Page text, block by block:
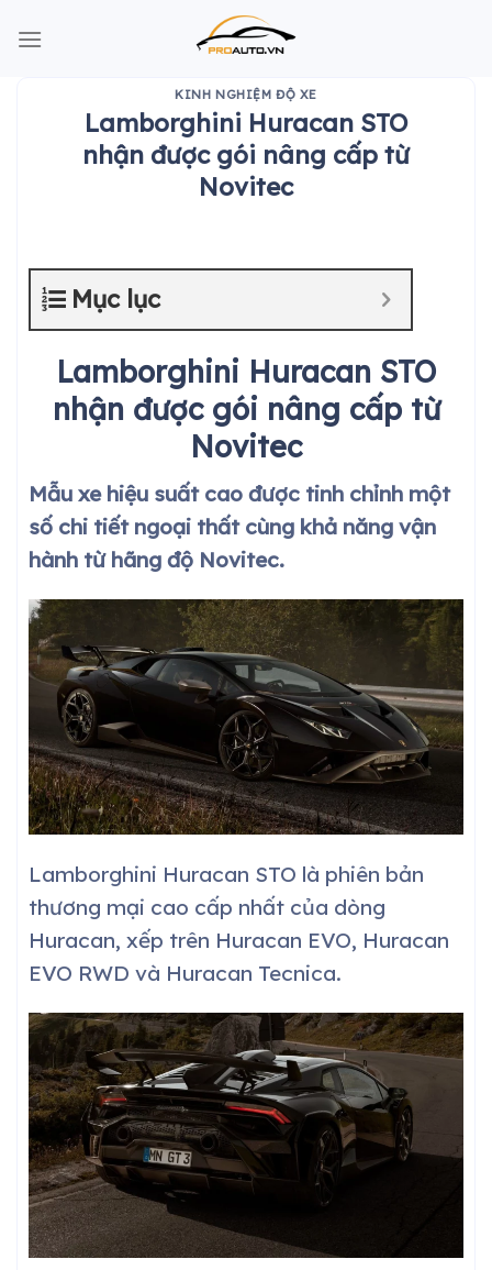
KINH NGHIỆM ĐỘ XE
Lamborghini Huracan STO
nhận được gói nâng cấp từ
Novitec
Mục lục
Lamborghini Huracan STO
nhận được gói nâng cấp từ
Novitec
Mẫu xe hiệu suất cao được tinh chỉnh một
số chi tiết ngoại thất cùng khả năng vận
hành từ hãng độ Novitec.
Lamborghini Huracan STO là phiên bản
thương mại cao cấp nhất của dòng
Huracan, xếp trên Huracan EVO, Huracan
EVO RWD và Huracan Tecnica.